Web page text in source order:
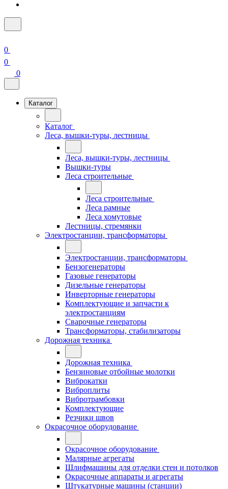
0
0
0
Каталог
Каталог
Леса, вышки-туры, лестницы
Леса, вышки-туры, лестницы
Вышки-туры
Леса строительные
Леса строительные
Леса рамные
Леса хомутовые
Лестницы, стремянки
Электростанции, трансформаторы
Электростанции, трансформаторы
Бензогенераторы
Газовые генераторы
Дизельные генераторы
Инверторные генераторы
Комплектующие и запчасти к
электростанциям
Сварочные генераторы
Трансформаторы, стабилизаторы
Дорожная техника
Дорожная техника
Бензиновые отбойные молотки
Виброкатки
Виброплиты
Вибротрамбовки
Комплектующие
Резчики швов
Окрасочное оборудование
Окрасочное оборудование
Малярные агрегаты
Шлифмашины для отделки стен и потолков
Окрасочные аппараты и агрегаты
Штукатурные машины (станции)